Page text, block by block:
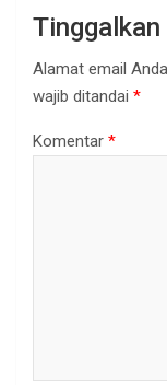
Tinggalkan
Alamat email
wajib ditandai *
Komentar *